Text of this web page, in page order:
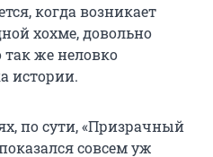
когда возникает
хохме, довольно
же неловко
истории.
по сути, «Призрачный
совсем уж